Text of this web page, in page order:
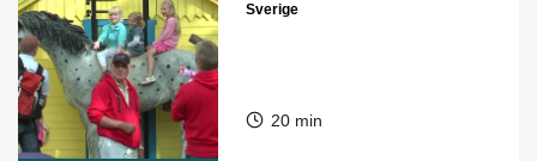
Sverige
20 min